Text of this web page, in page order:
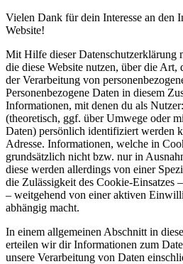
Vielen Dank für dein Interesse an den
Website!
Mit Hilfe dieser Datenschutzerklärung
die diese Website nutzen, über die
der Verarbeitung von
Personenbezogene Daten in diesem
Informationen, mit denen du als
(theoretisch, ggf. über Umwege oder
Daten) persönlich identifiziert werden
Adresse. Informationen, welche in
grundsätzlich nicht bzw. nur in
diese werden allerdings von einer
die Zulässigkeit des Cookie-Einsatzes
– weitgehend von einer aktiven
abhängig macht.
In einem allgemeinen Abschnitt in
erteilen wir dir Informationen zum
unsere Verarbeitung von Daten